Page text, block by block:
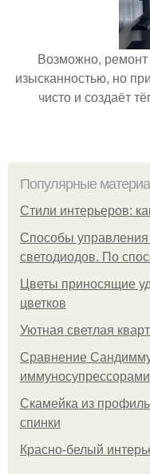
Возможно, ремонт
изысканностью, но
чисто и создаёт
Популярные
Стили интерьеров:
Способы управления
светодиодов. По
Цветы приносящие
цветков
Уютная светлая
Сравнение
иммуносупрессорами
Скамейка из
спинки
Красно-белый